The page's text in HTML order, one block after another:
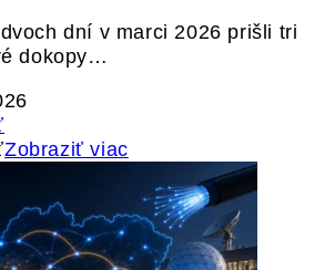
dní v marci 2026 prišli tri
dokopy…
Zobraziť viac